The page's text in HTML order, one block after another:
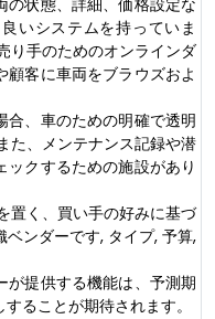
の状態、詳細、価格設定な
いシステムを持っていま
り手のためのオンラインダ
顧客に車両をブラウズおよ
合、車のための明確で透明
た、メンテナンス記録や潜
クするための施設があり
置く、買い手の好みに基づ
ンダーです, タイプ, 予算,
が提供する機能は、予測期
ることが期待されます。